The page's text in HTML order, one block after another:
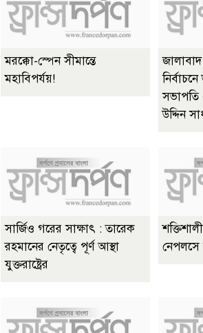
মরক্কো-স্পেন সীমান্তে
মহাবিপর্যয়!
উদ্দিন
সার্জিও গরের সাক্ষাৎ : তারেক
রহমানের নেতৃত্বে পূর্ণ আস্থা
যুক্তরাষ্ট্রের
নেপলসে